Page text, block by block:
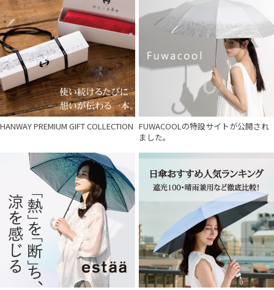
HANWAY PREMIUM GIFT COLLECTION FUWACOOLの特設サイトが公開され
ました。